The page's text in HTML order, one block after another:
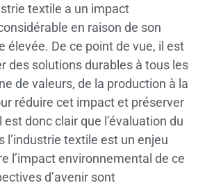
textile a un impact
en raison de son
élevée. De ce point de vue, il est
des solutions durables à tous les
de valeurs, de la production à la
réduire cet impact et préserver
est donc clair que l’évaluation du
l’industrie textile est un enjeu
l’impact environnemental de ce
d’avenir sont